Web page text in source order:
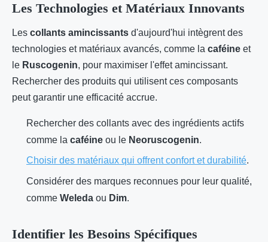
Les Technologies et Matériaux Innovants
Les collants amincissants d'aujourd'hui intègrent des
technologies et matériaux avancés, comme la caféine et
le Ruscogenin, pour maximiser l'effet amincissant.
Rechercher des produits qui utilisent ces composants
peut garantir une efficacité accrue.
Rechercher des collants avec des ingrédients actifs
comme la caféine ou le Neoruscogenin.
Choisir des matériaux qui offrent confort et durabilité.
Considérer des marques reconnues pour leur qualité,
comme Weleda ou Dim.
Identifier les Besoins Spécifiques